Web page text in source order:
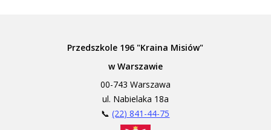
Przedszkole 196 "Kraina Misiów"
w Warszawie
00-743 Warszawa
ul. Nabielaka 18a
📞(22) 841-44-75